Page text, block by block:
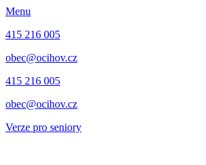
Menu
415 216 005
obec@ocihov.cz
415 216 005
obec@ocihov.cz
Verze pro seniory